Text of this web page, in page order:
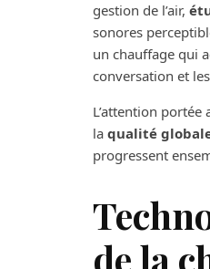
gestion de l’air,
sonores
un chauffage qui
conversation et
L’attention
la qualité
progressent
de la